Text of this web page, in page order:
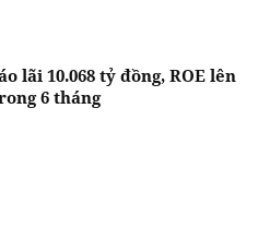
lãi 10.068 tỷ đồng, ROE lên
6 tháng